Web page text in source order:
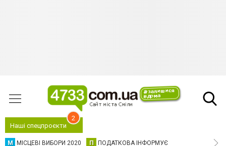
Наші спецпроєкти
2
М МІСЦЕВІ ВИБОРИ 2020 П ПОДАТКОВА ІНФОРМУЄ